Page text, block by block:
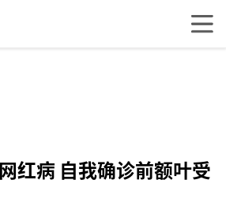
红病 自我确诊前额叶受